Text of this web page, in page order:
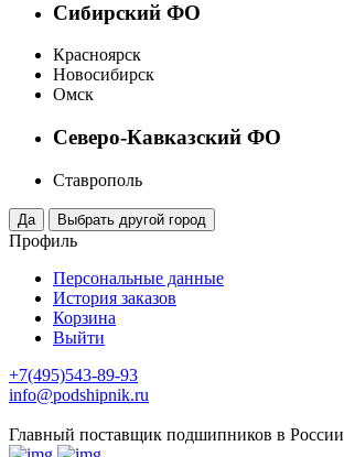
Сибирский ФО
Красноярск
Новосибирск
Омск
Северо-Кавказский ФО
Ставрополь
Профиль
Персональные данные
История заказов
Корзина
Выйти
+7(495)543-89-93
info@podshipnik.ru
Главный поставщик подшипников в России